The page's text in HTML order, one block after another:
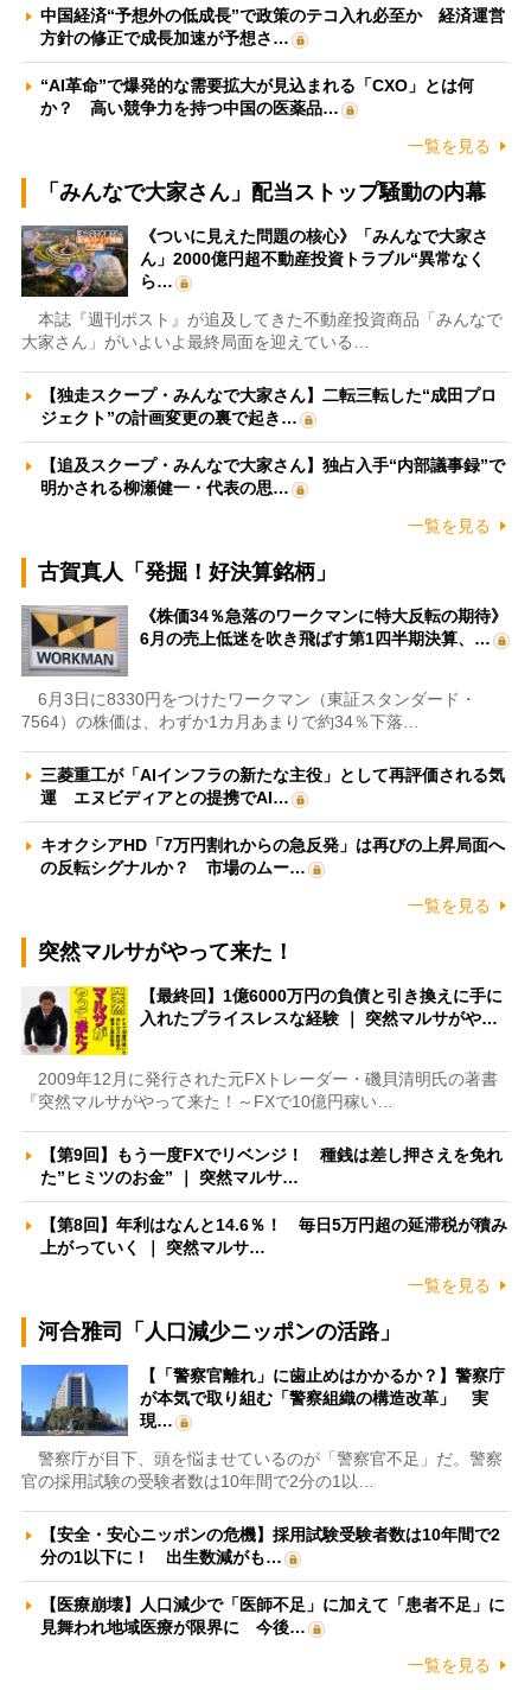
中国経済“予想外の低成長”で政策のテコ入れ必至か 経済運営
方針の修正で成長加速が予想さ…
“AI革命”で爆発的な需要拡大が見込まれる「CXO」とは何
か？ 高い競争力を持つ中国の医薬品…
一覧を見る
「みんなで大家さん」配当ストップ騒動の内幕
《ついに見えた問題の核心》「みんなで大家さ
ん」2000億円超不動産投資トラブル“異常なく
ら…
本誌『週刊ポスト』が追及してきた不動産投資商品「みんなで
大家さん」がいよいよ最終局面を迎えている…
【独走スクープ・みんなで大家さん】二転三転した“成田プロ
ジェクト”の計画変更の裏で起き…
【追及スクープ・みんなで大家さん】独占入手“内部議事録”で
明かされる柳瀬健一・代表の思…
一覧を見る
古賀真人「発掘！好決算銘柄」
《株価34％急落のワークマンに特大反転の期待》
6月の売上低迷を吹き飛ばす第1四半期決算、…
6月3日に8330円をつけたワークマン（東証スタンダード・
7564）の株価は、わずか1カ月あまりで約34％下落…
三菱重工が「AIインフラの新たな主役」として再評価される気
運 エヌビディアとの提携でAI…
キオクシアHD「7万円割れからの急反発」は再びの上昇局面へ
の反転シグナルか？ 市場のムー…
一覧を見る
突然マルサがやって来た！
【最終回】1億6000万円の負債と引き換えに手に
入れたプライスレスな経験 ｜ 突然マルサがや…
2009年12月に発行された元FXトレーダー・磯貝清明氏の著書
『突然マルサがやって来た！～FXで10億円稼い…
【第9回】もう一度FXでリベンジ！ 種銭は差し押さえを免れ
た”ヒミツのお金” ｜ 突然マルサ…
【第8回】年利はなんと14.6％！ 毎日5万円超の延滞税が積み
上がっていく ｜ 突然マルサ…
一覧を見る
河合雅司「人口減少ニッポンの活路」
【「警察官離れ」に歯止めはかかるか？】警察庁
が本気で取り組む「警察組織の構造改革」 実
現…
警察庁が目下、頭を悩ませているのが「警察官不足」だ。警察
官の採用試験の受験者数は10年間で2分の1以…
【安全・安心ニッポンの危機】採用試験受験者数は10年間で2
分の1以下に！ 出生数減がも…
【医療崩壊】人口減少で「医師不足」に加えて「患者不足」に
見舞われ地域医療が限界に 今後…
一覧を見る